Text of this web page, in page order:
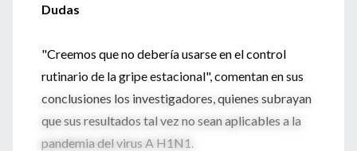
Dudas
"Creemos que no debería usarse en el control
rutinario de la gripe estacional", comentan en sus
conclusiones los investigadores, quienes subrayan
que sus resultados tal vez no sean aplicables a la
pandemia del virus A H1N1.